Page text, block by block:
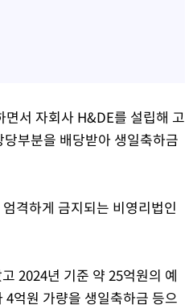
서 자회사 H&DE를 설립해 고
부분을 배당받아 생일축하금
격하게 금지되는 비영리법인
2024년 기준 약 25억원의 예
억원 가량을 생일축하금 등으